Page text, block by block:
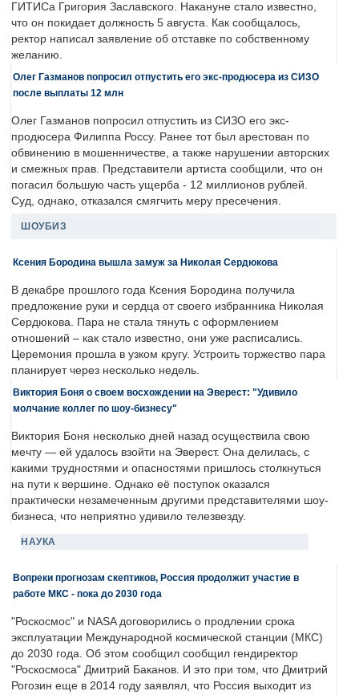
ГИТИСа Григория Заславского. Накануне стало известно,
что он покидает должность 5 августа. Как сообщалось,
ректор написал заявление об отставке по собственному
желанию.
Олег Газманов попросил отпустить его экс-продюсера из СИЗО
после выплаты 12 млн
Олег Газманов попросил отпустить из СИЗО его экс-
продюсера Филиппа Россу. Ранее тот был арестован по
обвинению в мошенничестве, а также нарушении авторских
и смежных прав. Представители артиста сообщили, что он
погасил большую часть ущерба - 12 миллионов рублей.
Суд, однако, отказался смягчить меру пресечения.
ШОУБИЗ
Ксения Бородина вышла замуж за Николая Сердюкова
В декабре прошлого года Ксения Бородина получила
предложение руки и сердца от своего избранника Николая
Сердюкова. Пара не стала тянуть с оформлением
отношений – как стало известно, они уже расписались.
Церемония прошла в узком кругу. Устроить торжество пара
планирует через несколько недель.
Виктория Боня о своем восхождении на Эверест: "Удивило
молчание коллег по шоу-бизнесу"
Виктория Боня несколько дней назад осуществила свою
мечту — ей удалось взойти на Эверест. Она делилась, с
какими трудностями и опасностями пришлось столкнуться
на пути к вершине. Однако её поступок оказался
практически незамеченным другими представителями шоу-
бизнеса, что неприятно удивило телезвезду.
НАУКА
Вопреки прогнозам скептиков, Россия продолжит участие в
работе МКС - пока до 2030 года
"Роскосмос" и NASA договорились о продлении срока
эксплуатации Международной космической станции (МКС)
до 2030 года. Об этом сообщил сообщил гендиректор
"Роскосмоса" Дмитрий Баканов. И это при том, что Дмитрий
Рогозин еще в 2014 году заявлял, что Россия выходит из